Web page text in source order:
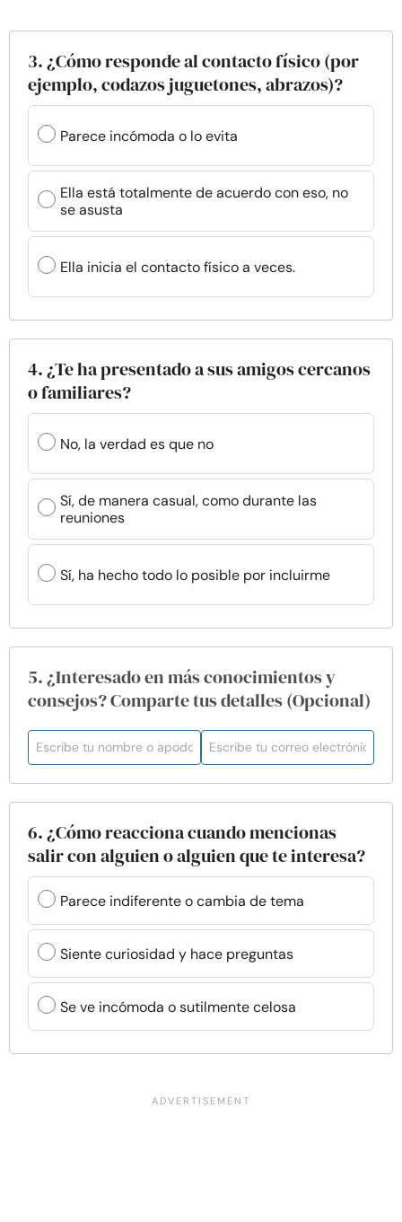
3. ¿Cómo responde al contacto físico (por
ejemplo, codazos juguetones, abrazos)?
Parece incómoda o lo evita
Ella está totalmente de acuerdo con eso, no
se asusta
Ella inicia el contacto físico a veces.
4. ¿Te ha presentado a sus amigos cercanos
o familiares?
No, la verdad es que no
Sí, de manera casual, como durante las
reuniones
Sí, ha hecho todo lo posible por incluirme
5. ¿Interesado en más conocimientos y
consejos? Comparte tus detalles (Opcional)
6. ¿Cómo reacciona cuando mencionas
salir con alguien o alguien que te interesa?
Parece indiferente o cambia de tema
Siente curiosidad y hace preguntas
Se ve incómoda o sutilmente celosa